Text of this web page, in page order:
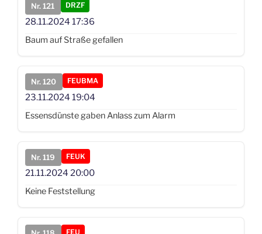
Nr. 121 DRZF
28.11.2024 17:36
Baum auf Straße gefallen
Nr. 120 FEUBMA
23.11.2024 19:04
Essensdünste gaben Anlass zum Alarm
Nr. 119 FEUK
21.11.2024 20:00
Keine Feststellung
FEU